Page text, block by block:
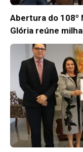
Abertura do 108º
Glória reúne